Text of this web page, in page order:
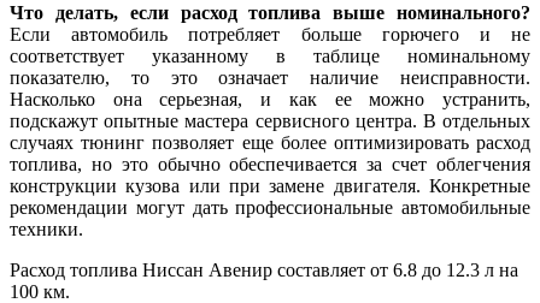
Что делать, если расход топлива выше номинального?
Если автомобиль потребляет больше горючего и не
соответствует указанному в таблице номинальному
показателю, то это означает наличие неисправности.
Насколько она серьезная, и как ее можно устранить,
подскажут опытные мастера сервисного центра. В отдельных
случаях тюнинг позволяет еще более оптимизировать расход
топлива, но это обычно обеспечивается за счет облегчения
конструкции кузова или при замене двигателя. Конкретные
рекомендации могут дать профессиональные автомобильные
техники.
Расход топлива Ниссан Авенир составляет от 6.8 до 12.3 л на
100 км.